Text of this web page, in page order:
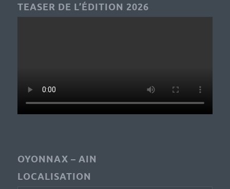
TEASER DE L’ÉDITION 2026
OYONNAX – AIN
LOCALISATION